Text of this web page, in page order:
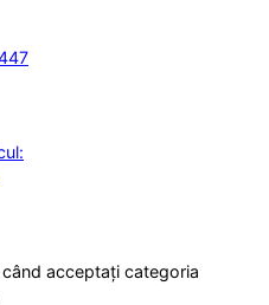
acceptați categoria